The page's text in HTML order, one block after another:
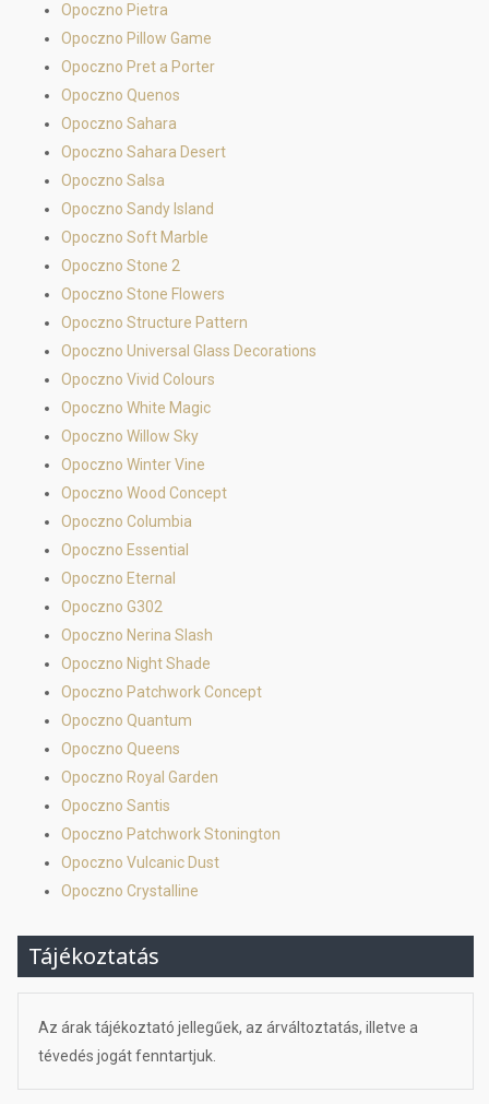
Opoczno Pietra
Opoczno Pillow Game
Opoczno Pret a Porter
Opoczno Quenos
Opoczno Sahara
Opoczno Sahara Desert
Opoczno Salsa
Opoczno Sandy Island
Opoczno Soft Marble
Opoczno Stone 2
Opoczno Stone Flowers
Opoczno Structure Pattern
Opoczno Universal Glass Decorations
Opoczno Vivid Colours
Opoczno White Magic
Opoczno Willow Sky
Opoczno Winter Vine
Opoczno Wood Concept
Opoczno Columbia
Opoczno Essential
Opoczno Eternal
Opoczno G302
Opoczno Nerina Slash
Opoczno Night Shade
Opoczno Patchwork Concept
Opoczno Quantum
Opoczno Queens
Opoczno Royal Garden
Opoczno Santis
Opoczno Patchwork Stonington
Opoczno Vulcanic Dust
Opoczno Crystalline
Tájékoztatás
Az árak tájékoztató jellegűek, az árváltoztatás, illetve a
tévedés jogát fenntartjuk.